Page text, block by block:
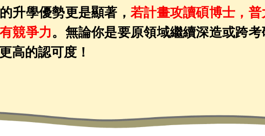
升學優勢更是顯著， 若計畫攻讀碩博士，普
競爭力。無論你是要原領域繼續深造或跨
高的認可度！